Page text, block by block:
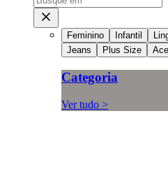
Feminino Infantil
Jeans
Plus Size
Categoria
Ver tudo >